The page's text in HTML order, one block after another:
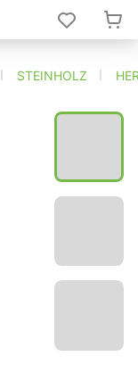
STEINHOLZ